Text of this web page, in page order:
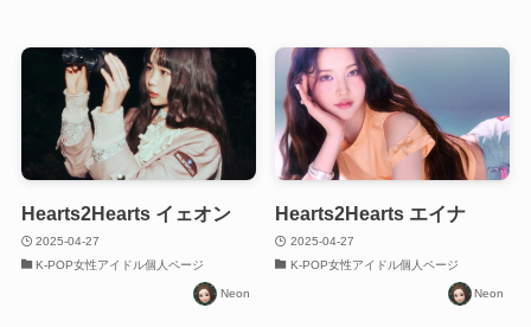
Hearts2Hearts イェオン
2025-04-27
K-POP女性アイドル個人ページ
Neon
Hearts2Hearts エイナ
2025-04-27
K-POP女性アイドル個人ページ
Neon